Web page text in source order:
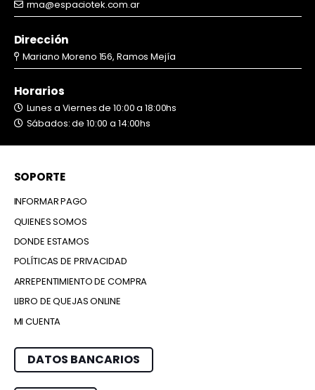
rma@espaciotek.com.ar
Dirección
Mariano Moreno 156, Ramos Mejía
Horarios
Lunes a Viernes de 10:00 a 18:00hs
Sábados: de 10:00 a 14:00hs
SOPORTE
INFORMAR PAGO
QUIENES SOMOS
DONDE ESTAMOS
POLÍTICAS DE PRIVACIDAD
ARREPENTIMIENTO DE COMPRA
LIBRO DE QUEJAS ONLINE
MI CUENTA
DATOS BANCARIOS